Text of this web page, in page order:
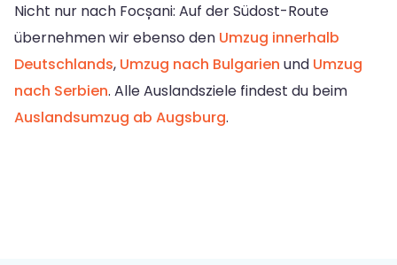
Nicht nur nach Focșani: Auf der Südost-Route
übernehmen wir ebenso den Umzug innerhalb
Deutschlands, Umzug nach Bulgarien und Umzug
nach Serbien. Alle Auslandsziele findest du beim
Auslandsumzug ab Augsburg.